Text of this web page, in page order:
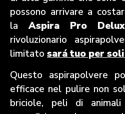
possono arrivare a
laAspira Pro
rivoluzionario
limitato sará tuo per
Questo aspirapolvere
efficace nel pulire non
briciole, peli di